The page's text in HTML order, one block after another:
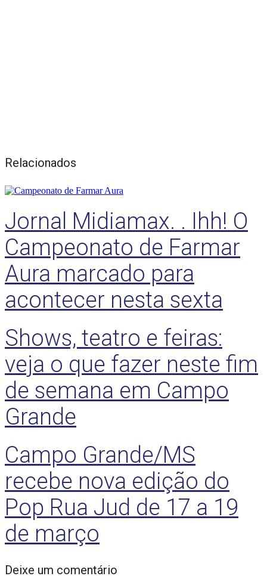
Relacionados
Jornal Midiamax. . Ihh! O
Campeonato de Farmar
Aura marcado para
acontecer nesta sexta
Shows, teatro e feiras:
veja o que fazer neste fim
de semana em Campo
Grande
Campo Grande/MS
recebe nova edição do
Pop Rua Jud de 17 a 19
de março
Deixe um comentário